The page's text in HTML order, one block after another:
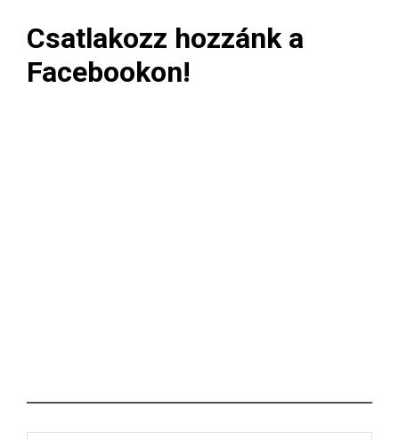
Csatlakozz hozzánk a
Facebookon!